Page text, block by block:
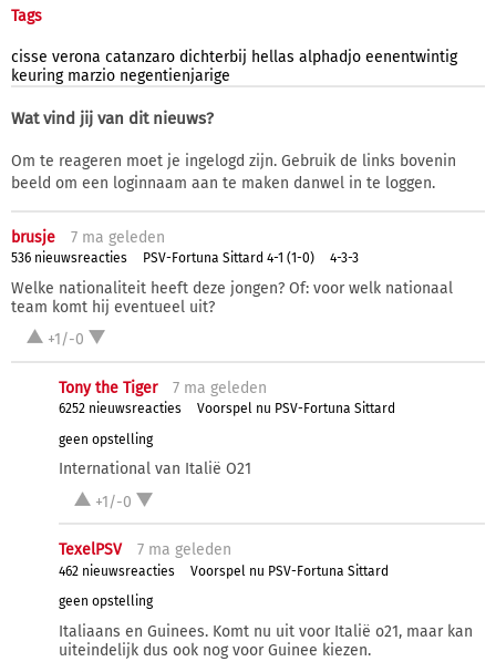
Tags
cisse verona catanzaro dichterbij hellas alphadjo eenentwintig
keuring marzio negentienjarige
Wat vind jij van dit nieuws?
Om te reageren moet je ingelogd zijn. Gebruik de links bovenin
beeld om een loginnaam aan te maken danwel in te loggen.
brusje 7 ma geleden
536 nieuwsreacties PSV-Fortuna Sittard 4-1 (1-0) 4-3-3
Welke nationaliteit heeft deze jongen? Of: voor welk nationaal
team komt hij eventueel uit?
+1/-0
Tony the Tiger 7 ma geleden
6252 nieuwsreacties
Voorspel nu PSV-Fortuna Sittard
geen opstelling
International van Italië O21
+1/-0
TexelPSV 7 ma geleden
462 nieuwsreacties
Voorspel nu PSV-Fortuna Sittard
geen opstelling
Italiaans en Guinees. Komt nu uit voor Italië o21, maar kan
uiteindelijk dus ook nog voor Guinee kiezen.